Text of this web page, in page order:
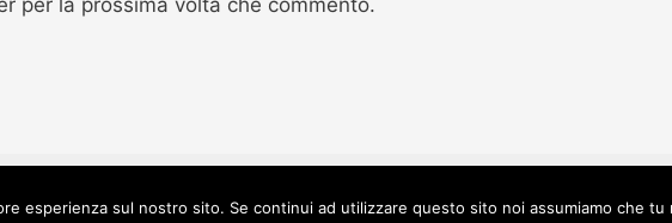
esperienza sul nostro sito. Se continui ad utilizzare questo sito noi assumiamo che tu